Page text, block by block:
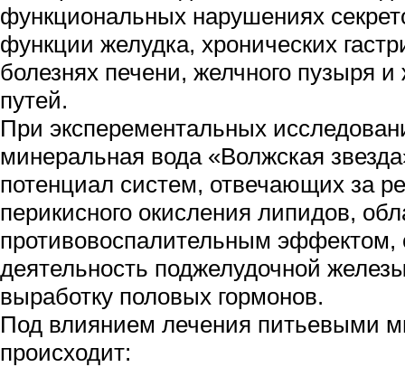
функциональных нарушениях
функции желудка, хронических
болезнях печени, желчного пузыря
путей.
При эксперементальных
минеральная вода «Волжская
потенциал систем, отвечающих за
перикисного окисления липидов,
противовоспалительным эффектом,
деятельность поджелудочной
выработку половых гормонов.
Под влиянием лечения питьевыми
происходит: